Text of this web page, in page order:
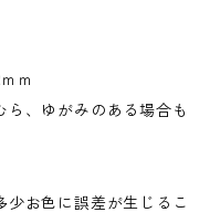
ｍ
、ゆがみのある場合も
お色に誤差が生じるこ